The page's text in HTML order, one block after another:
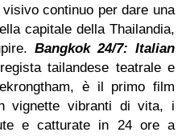
continuo per dare una
capitale della Thailandia,
Bangkok 24/7: Italian
tailandese teatrale e
è il primo film
vignette vibranti di vita, i
e catturate in 24 ore a